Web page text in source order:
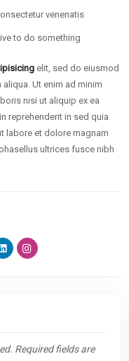
venenatis
to do something
elit, sed do eiusmod
Ut enim ad minim
nisi ut aliquip ex ea
reprehenderit in sed quia
labore et dolore magnam
ultrices fusce nibh
Required fields are